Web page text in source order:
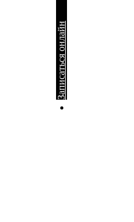
Записаться онлайн